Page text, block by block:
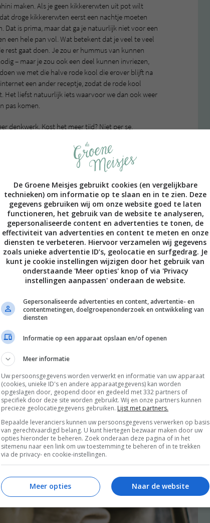
maken. Als je geen kikkererwten uit pot wilt
droge kikkererwten eerst een nachtje moeten
Dat is prima, maar dat ga je natuurlijk niet voor een
een hele pan vol. Wat betekent dat je veel te veel
gaat doen. Je zou er hummus van kunnen
– maar je zou ook een deel kunnen invriezen,
we met die halve rode kool die erover blijft na
een ander receptje, zodat de rode kool
Het liefst natuurlijk iets waarvoor we dan ook weer
pas komen.
denkwerk. Kost het meer tijd? Niet per se.
moment dat je het gaat doen wat meer tijd, maar
je iedere keer een grote portie maakt, kun je er
week steeds een portie uit je vriezer kunt halen,
openmaken.
De Groene Meisjes gebruikt cookies (en vergelijkbare
technieken) om informatie op te slaan en in te zien. Deze
gegevens gebruiken wij om onze website goed te laten
functioneren, het gebruik van de website te analyseren,
gepersonaliseerde content en advertenties te tonen, de
effectiviteit van advertenties en content te meten en onze
diensten te verbeteren. Hiervoor verzamelen wij gegevens
zoals unieke advertentie ID’s, geolocatie en surfgedrag. Je
kunt je cookie instellingen wijzigen door het gebruik van
onderstaande 'Meer opties' knop of via 'Privacy
instellingen aanpassen' onderaan de website.
Gepersonaliseerde advertenties en content, advertentie- en
contentmetingen, doelgroepenonderzoek en ontwikkeling van
diensten
Informatie op een apparaat opslaan en/of openen
Meer informatie
Uw persoonsgegevens worden verwerkt en informatie van uw apparaat
(cookies, unieke ID's en andere apparaatgegevens) kan worden
opgeslagen door, geopend door en gedeeld met 332 partners of
specifiek door deze site worden gebruikt. Wij en onze partners kunnen
precieze geolocatiegegevens gebruiken. Lijst met partners.
Bepaalde leveranciers kunnen uw persoonsgegevens verwerken op basis
van gerechtvaardigd belang. U kunt hiertegen bezwaar maken door uw
opties hieronder te beheren. Zoek onderaan deze pagina of in het
sitemenu naar een link om uw toestemming te beheren of in te trekken
via de privacy- en cookie-instellingen.
Naar de website
Meer opties